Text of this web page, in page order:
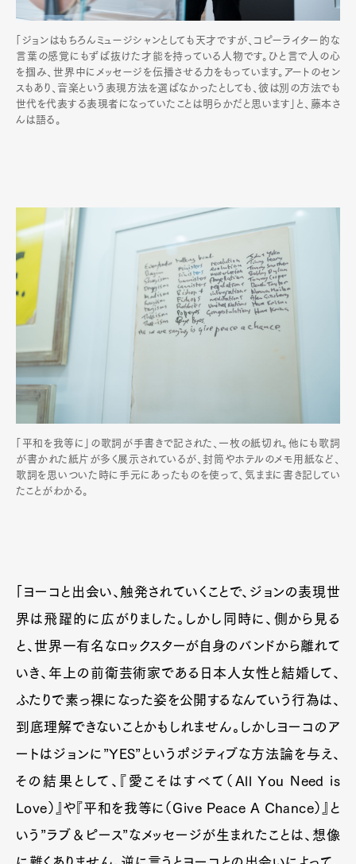
Official Columnist
About
Pen Meet
「ジョンはもちろんミュージシャンとしても天才ですが、コピーライター的な
言葉の感覚にもずば抜けた才能を持っている人物です。ひと言で人の心
を掴み、世界中にメッセージを伝播させる力をもっています。アートのセン
スもあり、音楽という表現方法を選ばなかったとしても、彼は別の方法でも
世代を代表する表現者になっていたことは明らかだと思います」と、藤本さ
んは語る。
「平和を我等に」の歌詞が手書きで記された、一枚の紙切れ。他にも歌詞
が書かれた紙片が多く展示されているが、封筒やホテルのメモ用紙など、
歌詞を思いついた時に手元にあったものを使って、気ままに書き記してい
たことがわかる。
「ヨーコと出会い、触発されていくことで、ジョンの表現世
界は飛躍的に広がりました。しかし同時に、側から見る
と、世界一有名なロックスターが自身のバンドから離れて
いき、年上の前衛芸術家である日本人女性と結婚して、
ふたりで素っ裸になった姿を公開するなんていう行為は、
到底理解できないことかもしれません。しかしヨーコのア
ートはジョンに”YES”というポジティブな方法論を与え、
その結果として、『愛こそはすべて（All You Need is
Love）』や『平和を我等に（Give Peace A Chance）』と
いう”ラブ＆ピース”なメッセージが生まれたことは、想像